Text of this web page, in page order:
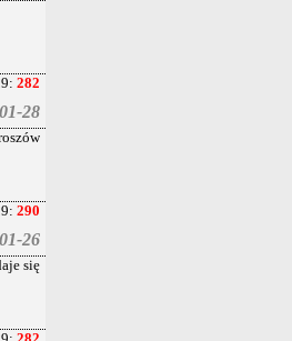
282
28
290
26
się